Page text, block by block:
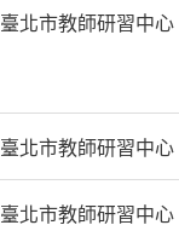
臺北市教師研習中心
臺北市教師研習中心
臺北市教師研習中心